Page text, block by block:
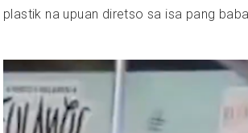
plastik na upuan diretso sa isa pang